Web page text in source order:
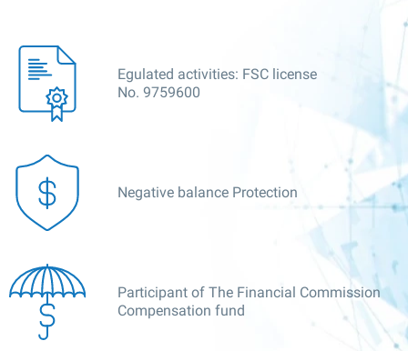
Egulated activities: FSC license
No. 9759600
Negative balance Protection
Participant of The Financial Commission
Compensation fund